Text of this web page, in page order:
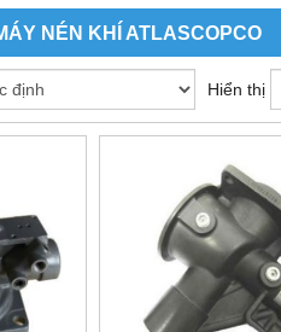
NÉN KHÍ ATLASCOPCO
Hiển thị